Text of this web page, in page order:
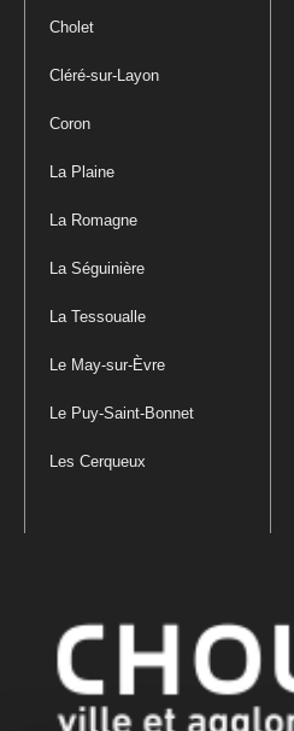
Cholet
Cléré-sur-Layon
Coron
La Plaine
La Romagne
La Séguinière
La Tessoualle
Le May-sur-Èvre
Le Puy-Saint-Bonnet
Les Cerqueux